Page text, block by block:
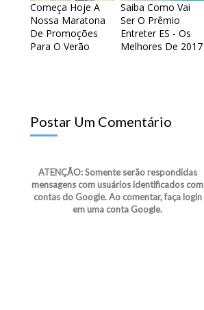
Começa Hoje A
Nossa Maratona
De Promoções
Para O Verão
Saiba Como Vai
Ser O Prêmio
Entreter ES - Os
Melhores De 2017
Postar Um Comentário
ATENÇÃO: Somente serão respondidas
mensagens com usuários identificados com
contas do Google. Ao comentar, faça login
em uma conta Google.